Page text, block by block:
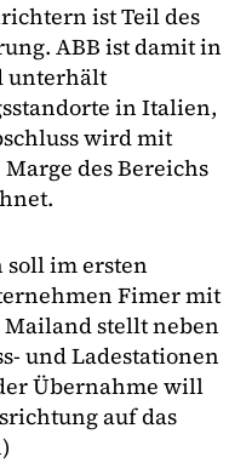
ist Teil des
ABB ist damit in
unterhält
in Italien,
wird mit
des Bereichs
soll im ersten
Fimer mit
stellt neben
und Ladestationen
Übernahme will
auf das